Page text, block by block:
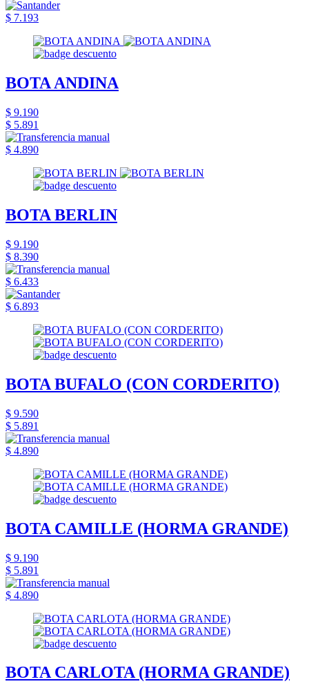
$ 7.193
BOTA ANDINA
$ 9.190
$ 5.891
$ 4.890
BOTA BERLIN
$ 9.190
$ 8.390
$ 6.433
$ 6.893
BOTA BUFALO (CON CORDERITO)
$ 9.590
$ 5.891
$ 4.890
BOTA CAMILLE (HORMA GRANDE)
$ 9.190
$ 5.891
$ 4.890
BOTA CARLOTA (HORMA GRANDE)